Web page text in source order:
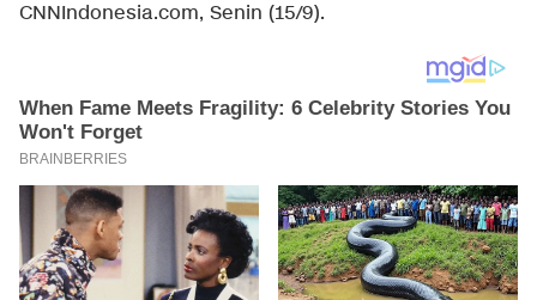
CNNIndonesia.com, Senin (15/9).